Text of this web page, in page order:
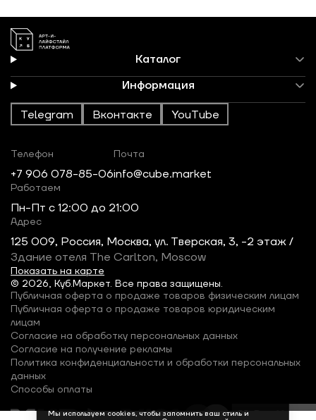
Каталог
Информация
Telegram Вконтакте YouTube
© 2026, Куб.Маркет. Все права защищены.
Телефон
+7 906 078-85-06
Почта
info@cube.market
Работаем
Пн-Пт c 12:00 до 21:00
Адрес
125 009, Россия, Москва, ул. Тверская, 3, -2 этаж /
Здание отеля The Carlton, Moscow
Показать на карте
Публичная оферта о продаже товаров физическим лицам
Публичная оферта о продаже товаров юридическим
лицам
Согласие на обработку персональных данных
Согласие на получение рекламы
Политика конфиденциальности и обработки персональных
данных
Способы оплаты
Мы используем cookies, чтобы запомнить ваш стиль и